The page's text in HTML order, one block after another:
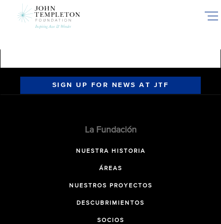
SIGN UP FOR NEWS AT JTF
La Fundación
NUESTRA HISTORIA
ÁREAS
NUESTROS PROYECTOS
DESCUBRIMIENTOS
SOCIOS